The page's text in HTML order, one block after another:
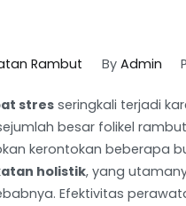
Rambut By Admin
stresseringkali terjadi
besar folikel
kerontokan beberapa
holistik, yang
Efektivitas